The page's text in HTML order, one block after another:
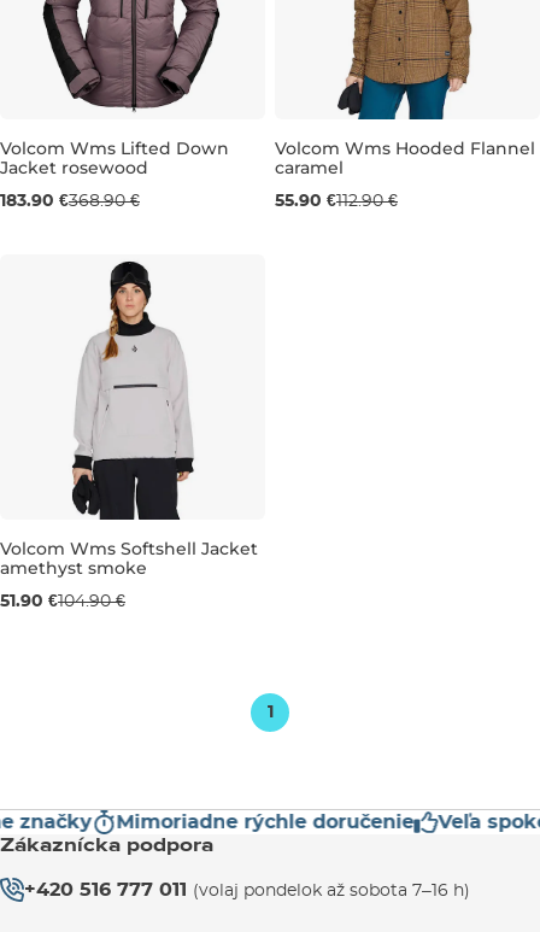
Výpredaj -50 %
Volcom Wms Lifted Down
Jacket rosewood
183.90 €368.90 €
Výpredaj -50 %
Volcom Wms Hooded Flannel
caramel
55.90 €112.90 €
Výpredaj -51 %
Volcom Wms Softshell Jacket
amethyst smoke
51.90 €104.90 €
1
Mimoriadne rýchle doručenie Veľa
Zákaznícka podpora
+420 516 777 011 (volaj pondelok až sobota 7–16 h)